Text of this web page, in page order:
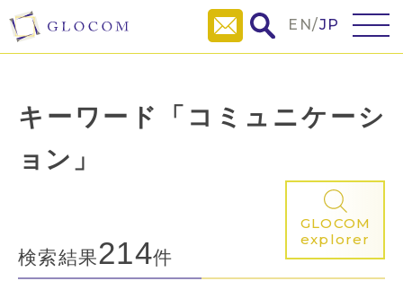
EN/JP
キーワード「コミュニケーシ
ョン」
GLOCOM
explorer
検索結果214件